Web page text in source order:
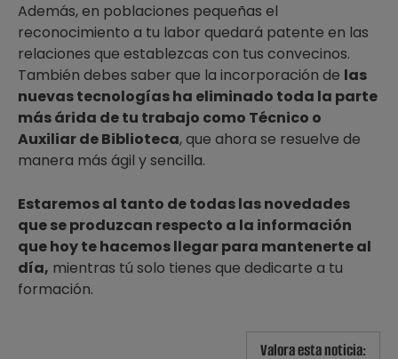
Además, en poblaciones pequeñas el
reconocimiento a tu labor quedará patente en las
relaciones que establezcas con tus convecinos.
También debes saber que la incorporación de las
nuevas tecnologías ha eliminado toda la parte
más árida de tu trabajo como Técnico o
Auxiliar de Biblioteca, que ahora se resuelve de
manera más ágil y sencilla.
Estaremos al tanto de todas las novedades
que se produzcan respecto a la información
que hoy te hacemos llegar para mantenerte al
día, mientras tú solo tienes que dedicarte a tu
formación.
Valora esta noticia: